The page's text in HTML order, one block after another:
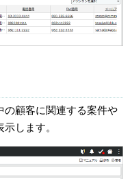
の顧客に関連する案件や
します。